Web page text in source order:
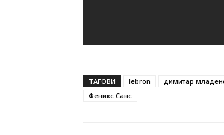
ТАГОВИ lebron димитар
Феникс Санс